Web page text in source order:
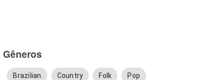
Gêneros
Brazilian Country Folk Pop